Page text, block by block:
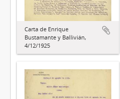
Carta de Enrique
Bustamante y Ballivián,
4/12/1925